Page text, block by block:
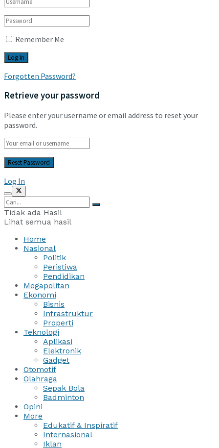
Remember Me
Forgotten Password?
Retrieve your password
Please enter your username or email address to reset your
password.
Log In
Tidak ada Hasil
Lihat semua hasil
Home
Nasional
Politik
Peristiwa
Pendidikan
Megapolitan
Ekonomi
Bisnis
Infrastruktur
Properti
Teknologi
Aplikasi
Elektronik
Gadget
Otomotif
Olahraga
Sepak Bola
Badminton
Opini
More
Edukatif & Inspiratif
Internasional
Iklan